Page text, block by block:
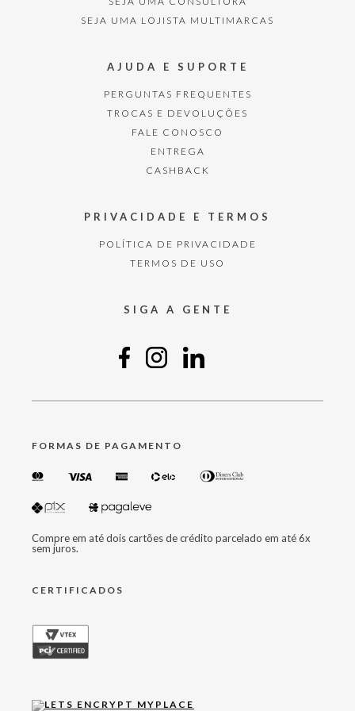
femininos que funcionam com qualquer estilo, composição e evento.
SEJA UMA LOJISTA MULTIMARCAS
AJUDA E SUPORTE
PERGUNTAS FREQUENTES
TROCAS E DEVOLUÇÕES
FALE CONOSCO
ENTREGA
CASHBACK
PRIVACIDADE E TERMOS
POLÍTICA DE PRIVACIDADE
TERMOS DE USO
SIGA A GENTE
FORMAS DE PAGAMENTO
Compre em até dois cartões de crédito parcelado em até 6x
sem juros.
CERTIFICADOS